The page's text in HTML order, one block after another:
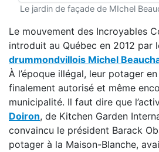
Le jardin de façade de MIchel
Le mouvement des Incroyables
introduit au Québec en 2012 par
drummondvillois Michel
À l’époque illégal, leur potager
finalement autorisé et même
municipalité. Il faut dire que
Doiron, de Kitchen Garden
convaincu le président Barack
potager à la Maison-Blanche,